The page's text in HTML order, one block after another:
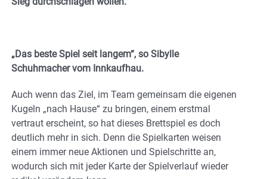
„Das beste Spiel seit langem“, so Sibylle
Schuhmacher vom Innkaufhau.
Auch wenn das Ziel, im Team gemeinsam die eigenen
Kugeln „nach Hause“ zu bringen, einem erstmal
vertraut erscheint, so hat dieses Brettspiel es doch
deutlich mehr in sich. Denn die Spielkarten weisen
einem immer neue Aktionen und Spielschritte an,
wodurch sich mit jeder Karte der Spielverlauf wieder